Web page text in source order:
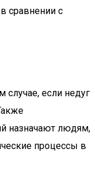
сравнении с
случае, если недуг
назначают людям,
процессы в